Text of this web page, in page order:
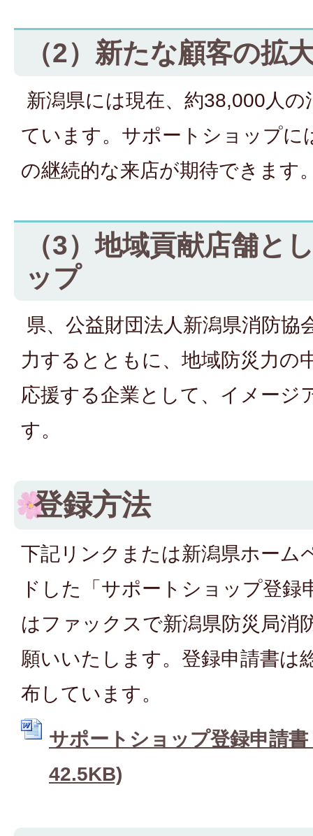
（2）新たな顧客の拡
新潟県には現在、約38,000人
ています。サポートショップに
の継続的な来店が期待できます
（3）地域貢献店舗と
ップ
県、公益財団法人新潟県消防協
力するとともに、地域防災力の
応援する企業として、イメージ
す。
登録方法
下記リンクまたは新潟県ホーム
ドした「サポートショップ登録
はファックスで新潟県防災局消
願いいたします。登録申請書は
布しています。
サポートショップ登録申請
42.5KB)